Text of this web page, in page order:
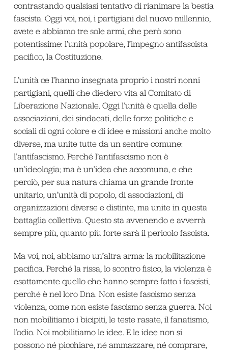
contrastando qualsiasi tentativo di rianimare la bestia
fascista. Oggi voi, noi, i partigiani del nuovo millennio,
avete e abbiamo tre sole armi, che però sono
potentissime: l’unità popolare, l’impegno antifascista
pacifico, la Costituzione.
L’unità ce l’hanno insegnata proprio i nostri nonni
partigiani, quelli che diedero vita al Comitato di
Liberazione Nazionale. Oggi l’unità è quella delle
associazioni, dei sindacati, delle forze politiche e
sociali di ogni colore e di idee e missioni anche molto
diverse, ma unite tutte da un sentire comune:
l’antifascismo. Perché l’antifascismo non è
un’ideologia; ma è un’idea che accomuna, e che
perciò, per sua natura chiama un grande fronte
unitario, un’unità di popolo, di associazioni, di
organizzazioni diverse e distinte, ma unite in questa
battaglia collettiva. Questo sta avvenendo e avverrà
sempre più, quanto più forte sarà il pericolo fascista.
Ma voi, noi, abbiamo un’altra arma: la mobilitazione
pacifica. Perché la rissa, lo scontro fisico, la violenza è
esattamente quello che hanno sempre fatto i fascisti,
perché è nel loro Dna. Non esiste fascismo senza
violenza, come non esiste fascismo senza guerra. Noi
non mobilitiamo i bicipiti, le teste rasate, il fanatismo,
l’odio. Noi mobilitiamo le idee. E le idee non si
possono né picchiare, né ammazzare, né comprare,